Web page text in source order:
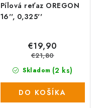
Pílová reťaz OREGON
16'', 0,325''
Skladom (2 ks)
€19,90
€21,80
DO KOŠÍKA